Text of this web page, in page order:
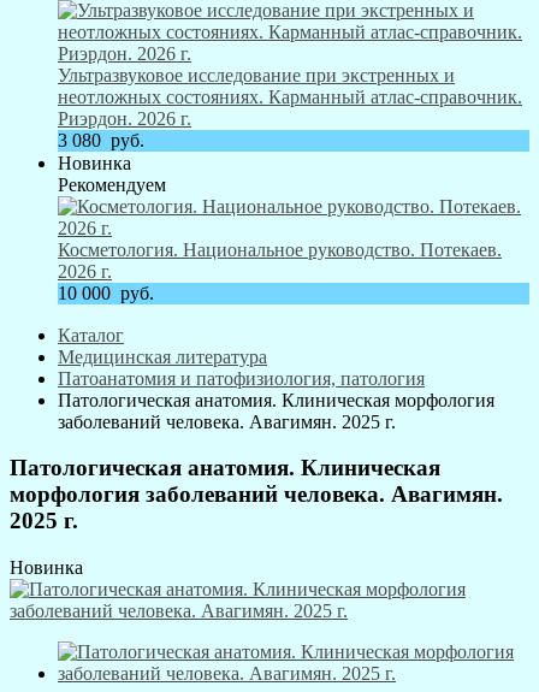
Ультразвуковое исследование при экстренных и
неотложных состояниях. Карманный атлас-справочник.
Риэрдон. 2026 г.
3 080 руб.
Новинка
Рекомендуем
Косметология. Национальное руководство. Потекаев.
2026 г.
10 000 руб.
Каталог
Медицинская литература
Патоанатомия и патофизиология, патология
Патологическая анатомия. Клиническая морфология
заболеваний человека. Авагимян. 2025 г.
Патологическая анатомия. Клиническая
морфология заболеваний человека. Авагимян.
2025 г.
Новинка